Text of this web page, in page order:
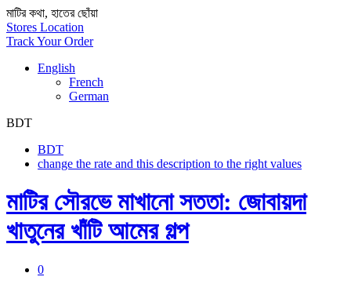
মাটির কথা, হাতের ছোঁয়া
Stores Location
Track Your Order
English
French
German
BDT
BDT
change the rate and this description to the right values
মাটির সৌরভে মাখানো সততা: জোবায়দা
খাতুনের খাঁটি আমের গল্প
0